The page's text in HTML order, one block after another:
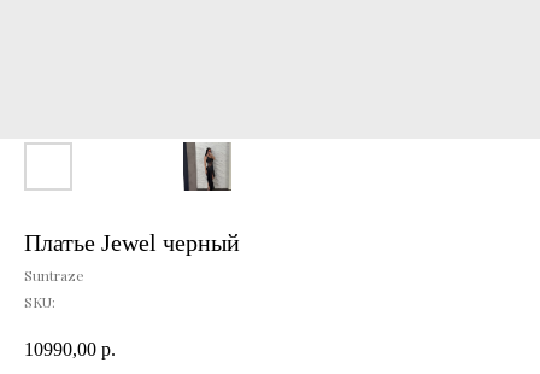
Платье Jewel черный
Suntraze
SKU:
10990,00 р.